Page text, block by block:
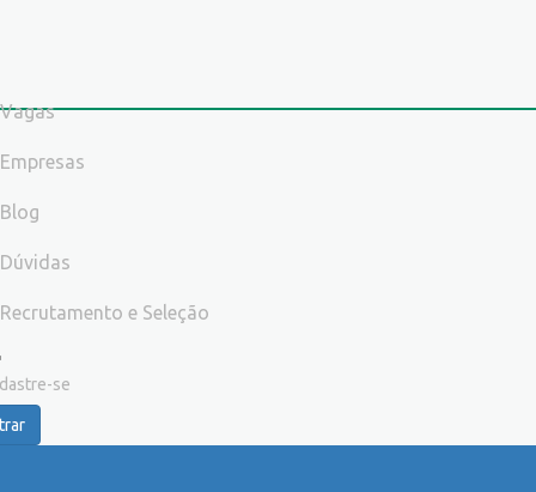
Vagas
Empresas
Blog
Dúvidas
Recrutamento e Seleção
se